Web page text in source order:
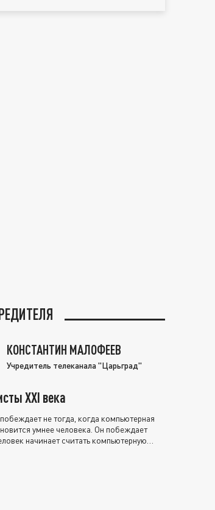
КОНСТАНТИН МАЛОФЕЕВ
Учредитель телеканала "Царьград"
XXI века
не тогда, когда компьютерная
умнее человека. Он побеждает
начинает считать компьютерную